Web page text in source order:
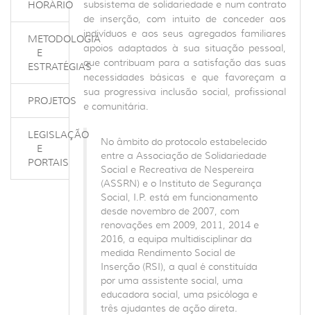
HORÁRIO
METODOLOGIA
E
ESTRATÉGIAS
PROJETOS
LEGISLAÇÃO
E
PORTAIS
subsistema de solidariedade e num contrato
de inserção, com intuito de conceder aos
indivíduos e aos seus agregados familiares
apoios adaptados à sua situação pessoal,
que contribuam para a satisfação das suas
necessidades básicas e que favoreçam a
sua progressiva inclusão social, profissional
e comunitária.
No âmbito do protocolo estabelecido
entre a Associação de Solidariedade
Social e Recreativa de Nespereira
(ASSRN) e o Instituto de Segurança
Social, I.P. está em funcionamento
desde novembro de 2007, com
renovações em 2009, 2011, 2014 e
2016, a equipa multidisciplinar da
medida Rendimento Social de
Inserção (RSI), a qual é constituída
por uma assistente social, uma
educadora social, uma psicóloga e
três ajudantes de ação direta.